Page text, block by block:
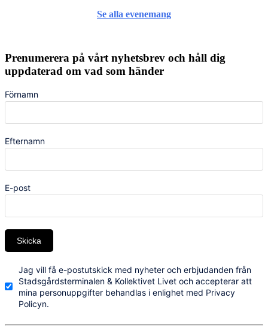
Se alla evenemang
Prenumerera på vårt nyhetsbrev och håll dig
uppdaterad om vad som händer
Förnamn
Efternamn
E-post
Skicka
Jag vill få e-postutskick med nyheter och erbjudanden från
Stadsgårdsterminalen & Kollektivet Livet och accepterar att
mina personuppgifter behandlas i enlighet med Privacy
Policyn.